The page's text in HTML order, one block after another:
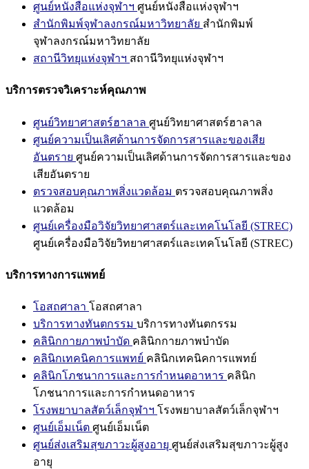
ศูนย์หนังสือแห่งจุฬาฯ ศูนย์หนังสือแห่งจุฬาฯ
สำนักพิมพ์จุฬาลงกรณ์มหาวิทยาลัย สำนักพิมพ์
จุฬาลงกรณ์มหาวิทยาลัย
สถานีวิทยุแห่งจุฬาฯ สถานีวิทยุแห่งจุฬาฯ
บริการตรวจวิเคราะห์คุณภาพ
ศูนย์วิทยาศาสตร์ฮาลาล ศูนย์วิทยาศาสตร์ฮาลาล
ศูนย์ความเป็นเลิศด้านการจัดการสารและของเสีย
อันตราย ศูนย์ความเป็นเลิศด้านการจัดการสารและของ
เสียอันตราย
ตรวจสอบคุณภาพสิ่งแวดล้อม ตรวจสอบคุณภาพสิ่ง
แวดล้อม
ศูนย์เครื่องมือวิจัยวิทยาศาสตร์และเทคโนโลยี (STREC)
ศูนย์เครื่องมือวิจัยวิทยาศาสตร์และเทคโนโลยี (STREC)
บริการทางการแพทย์
โอสถศาลา โอสถศาลา
บริการทางทันตกรรม บริการทางทันตกรรม
คลินิกกายภาพบำบัด คลินิกกายภาพบำบัด
คลินิกเทคนิคการแพทย์ คลินิกเทคนิคการแพทย์
คลินิกโภชนาการและการกำหนดอาหาร คลินิก
โภชนาการและการกำหนดอาหาร
โรงพยาบาลสัตว์เล็กจุฬาฯ โรงพยาบาลสัตว์เล็กจุฬาฯ
ศูนย์เอ็มเน็ต ศูนย์เอ็มเน็ต
ศูนย์ส่งเสริมสุขภาวะผู้สูงอายุ ศูนย์ส่งเสริมสุขภาวะผู้สูง
อายุ